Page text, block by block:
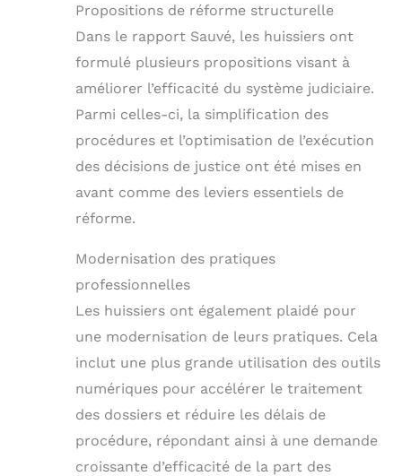
Propositions de réforme structurelle
Dans le rapport Sauvé, les huissiers ont
formulé plusieurs propositions visant à
améliorer l’efficacité du système judiciaire.
Parmi celles-ci, la simplification des
procédures et l’optimisation de l’exécution
des décisions de justice ont été mises en
avant comme des leviers essentiels de
réforme.
Modernisation des pratiques
professionnelles
Les huissiers ont également plaidé pour
une modernisation de leurs pratiques. Cela
inclut une plus grande utilisation des outils
numériques pour accélérer le traitement
des dossiers et réduire les délais de
procédure, répondant ainsi à une demande
croissante d’efficacité de la part des